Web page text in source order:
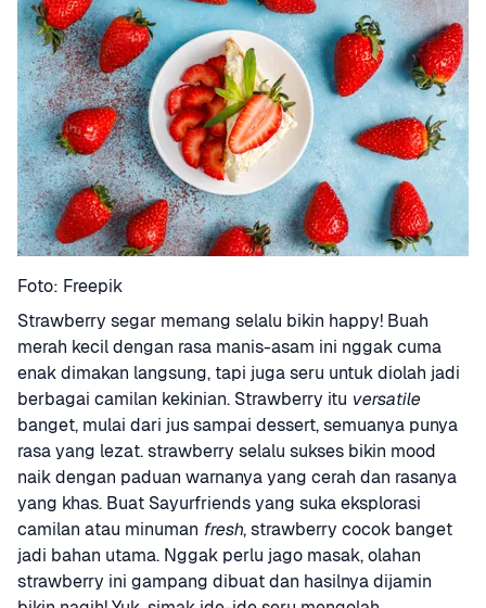
Foto: Freepik
Strawberry segar memang selalu bikin happy! Buah
merah kecil dengan rasa manis-asam ini nggak cuma
enak dimakan langsung, tapi juga seru untuk diolah jadi
berbagai camilan kekinian. Strawberry itu versatile
banget, mulai dari jus sampai dessert, semuanya punya
rasa yang lezat. strawberry selalu sukses bikin mood
naik dengan paduan warnanya yang cerah dan rasanya
yang khas. Buat Sayurfriends yang suka eksplorasi
camilan atau minuman fresh, strawberry cocok banget
jadi bahan utama. Nggak perlu jago masak, olahan
strawberry ini gampang dibuat dan hasilnya dijamin